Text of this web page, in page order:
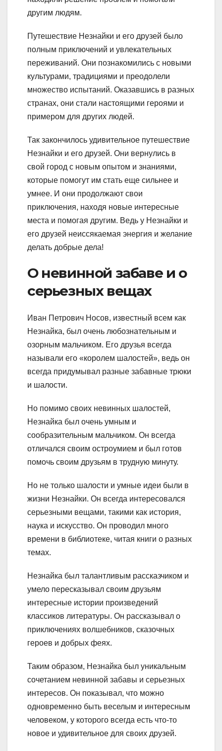
другим людям.
Путешествие Незнайки и его друзей было
полным приключений и увлекательных
переживаний. Они познакомились с новыми
культурами, традициями и преодолели
множество испытаний. Оказавшись в разных
странах, они стали настоящими героями и
примером для других людей.
Так закончилось удивительное путешествие
Незнайки и его друзей. Они вернулись в
свой город с новым опытом и знаниями,
которые помогут им стать еще сильнее и
умнее. И они продолжают свои
приключения, находя новые интересные
места и помогая другим. Ведь у Незнайки и
его друзей неиссякаемая энергия и желание
делать добрые дела!
О невинной забаве и о
серьезных вещах
Иван Петрович Носов, известный всем как
Незнайка, был очень любознательным и
озорным мальчиком. Его друзья всегда
называли его «королем шалостей», ведь он
всегда придумывал разные забавные трюки
и шалости.
Но помимо своих невинных шалостей,
Незнайка был очень умным и
сообразительным мальчиком. Он всегда
отличался своим остроумием и был готов
помочь своим друзьям в трудную минуту.
Но не только шалости и умные идеи были в
жизни Незнайки. Он всегда интересовался
серьезными вещами, такими как история,
наука и искусство. Он проводил много
времени в библиотеке, читая книги о разных
темах.
Незнайка был талантливым рассказчиком и
умело пересказывал своим друзьям
интересные истории произведений
классиков литературы. Он рассказывал о
приключениях волшебников, сказочных
героев и добрых феях.
Таким образом, Незнайка был уникальным
сочетанием невинной забавы и серьезных
интересов. Он показывал, что можно
одновременно быть веселым и интересным
человеком, у которого всегда есть что-то
новое и удивительное для своих друзей.